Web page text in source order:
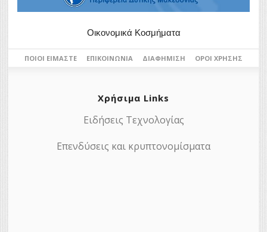
Οικονομικά Κοσμήματα
ΠΟΙΟΙ ΕΊΜΑΣΤΕ ΕΠΙΚΟΙΝΩΝΊΑ ΔΙΑΦΉΜΙΣΗ ΌΡΟΙ ΧΡΉΣΗΣ
Χρήσιμα Links
Ειδήσεις Τεχνολογίας
Επενδύσεις και κρυπτονομίσματα